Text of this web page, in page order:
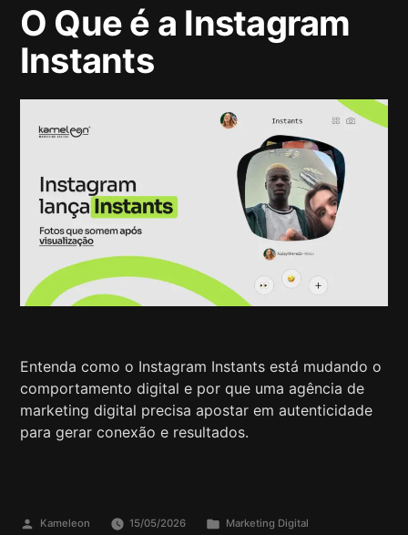
O Que é a Instagram
Instants
Entenda como o Instagram Instants está mudando o
comportamento digital e por que uma agência de
marketing digital precisa apostar em autenticidade
para gerar conexão e resultados.
Kameleon 15/05/2026
Marketing Digital